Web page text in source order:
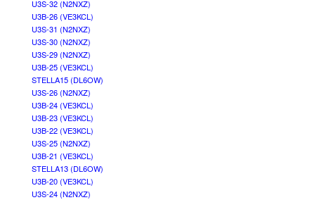
U3S-32 (N2NXZ)
U3B-26 (VE3KCL)
U3S-31 (N2NXZ)
U3S-30 (N2NXZ)
U3S-29 (N2NXZ)
U3B-25 (VE3KCL)
STELLA15 (DL6OW)
U3S-26 (N2NXZ)
U3B-24 (VE3KCL)
U3B-23 (VE3KCL)
U3B-22 (VE3KCL)
U3S-25 (N2NXZ)
U3B-21 (VE3KCL)
STELLA13 (DL6OW)
U3B-20 (VE3KCL)
U3S-24 (N2NXZ)